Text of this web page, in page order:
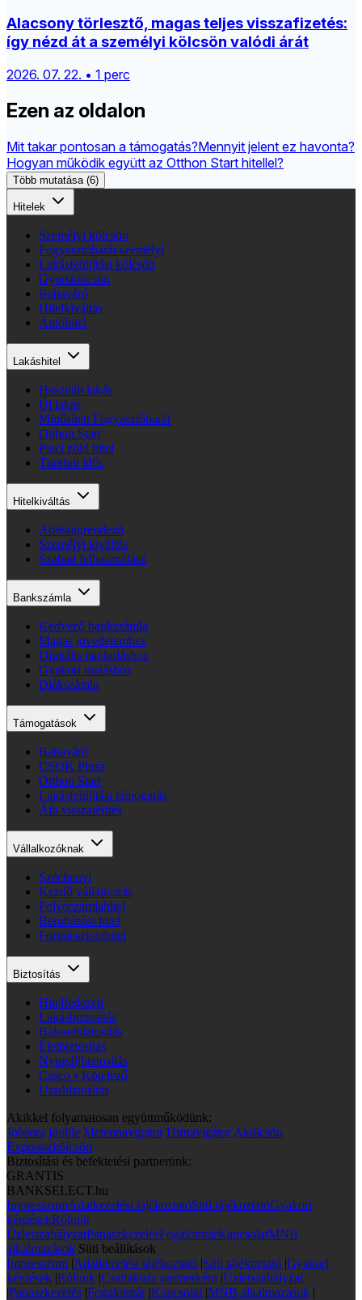
Alacsony törlesztő, magas teljes visszafizetés:
így nézd át a személyi kölcsön valódi árát
2026. 07. 22. • 1 perc
Ezen az oldalon
Mit takar pontosan a támogatás?Mennyit jelent ez havonta?
Hogyan működik együtt az Otthon Start hitellel?
Több mutatása (6)
Hitelek
Személyi kölcsön
Fogyasztóbarát személyi
Lakásfelújítási kölcsön
Gyorskölcsön
Babaváró
Hitelkiváltás
Autóhitel
Lakáshitel
Használt lakás
Új lakás
Minősített Fogyasztóbarát
Otthon Start
Piaci zöld hitel
Türelmi idős
Hitelkiváltás
Adósságrendező
Személyi kiváltás
Szabad felhasználású
Bankszámla
Kedvező bankszámla
Magas jövedelemhez
Digitális bankoláshoz
Gyakori utaláshoz
Diákszámla
Támogatások
Babaváró
CSOK Plusz
Otthon Start
Lakásfelújítási támogatás
Áfa visszatérítés
Vállalkozóknak
Széchenyi
Kezdő vállalkozás
Folyószámlahitel
Beruházási hitel
Forgóeszközhitel
Biztosítás
Hitelfedezeti
Lakásbiztosítás
Balesetbiztosítás
Életbiztosítás
Nyugdíjbiztosítás
Casco • Kötelező
Utasbiztosítás
Akikkel folyamatosan együttműködünk:
Jobsora jooble Meteonavigator Hírnavigátor Akölcsön
Expresszkölcsön
Biztosítási és befektetési partnerünk:
GRANTIS
BANKSELECT.hu
ImpresszumAdatkezelési tájékoztatóSüti tájékoztatóGyakori
kérdésekRólunk
ÜzletszabályzatPanaszkezelésFogalomtárKapcsolatMNB
alkalmazások Süti beállítások
Impresszum |Adatkezelési tájékoztató |Süti tájékoztató |Gyakori
kérdések |Rólunk |Csatlakozz partnerként |Üzletszabályzat
|Panaszkezelés |Fogalomtár |Kapcsolat |MNB alkalmazások |